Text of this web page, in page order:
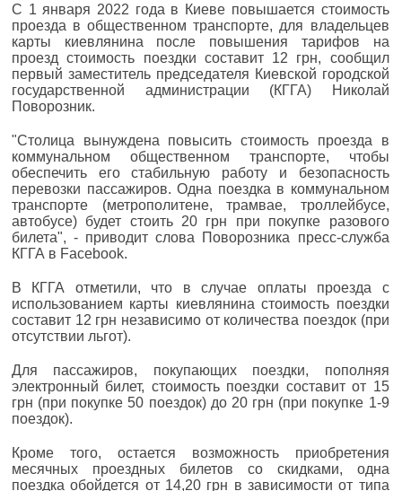
С 1 января 2022 года в Киеве повышается стоимость
проезда в общественном транспорте, для владельцев
карты киевлянина после повышения тарифов на
проезд стоимость поездки составит 12 грн, сообщил
первый заместитель председателя Киевской городской
государственной администрации (КГГА) Николай
Поворозник.
"Столица вынуждена повысить стоимость проезда в
коммунальном общественном транспорте, чтобы
обеспечить его стабильную работу и безопасность
перевозки пассажиров. Одна поездка в коммунальном
транспорте (метрополитене, трамвае, троллейбусе,
автобусе) будет стоить 20 грн при покупке разового
билета", - приводит слова Поворозника пресс-служба
КГГА в Facebook.
В КГГА отметили, что в случае оплаты проезда с
использованием карты киевлянина стоимость поездки
составит 12 грн независимо от количества поездок (при
отсутствии льгот).
Для пассажиров, покупающих поездки, пополняя
электронный билет, стоимость поездки составит от 15
грн (при покупке 50 поездок) до 20 грн (при покупке 1-9
поездок).
Кроме того, остается возможность приобретения
месячных проездных билетов со скидками, одна
поездка обойдется от 14,20 грн в зависимости от типа